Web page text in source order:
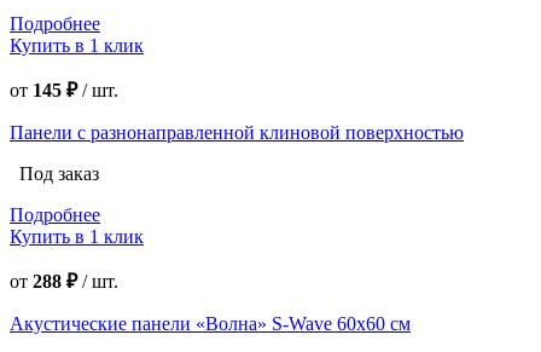
Подробнее
Купить в 1 клик
от 145 ₽/шт.
Панели с разнонаправленной клиновой поверхностью
Под заказ
Подробнее
Купить в 1 клик
от 288 ₽/шт.
Акустические панели «Волна» S-Wave 60х60 см